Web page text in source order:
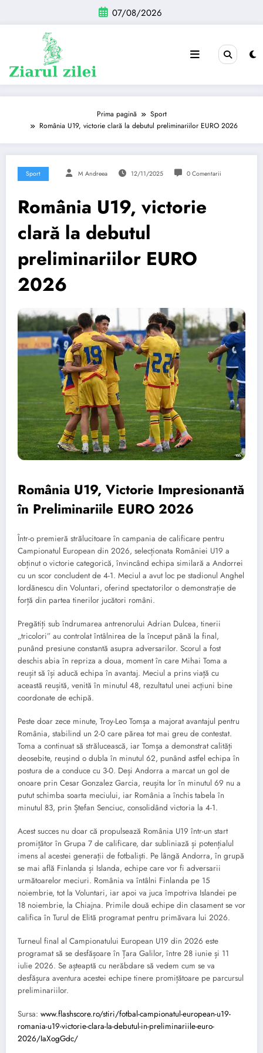
conținut
07/08/2026
Prima pagină
Sport
România U19, victorie clară la debutul preliminariilor EURO 2026
Sport M Andreea 12/11/2025 0 Comentarii
România U19, victorie
clară la debutul
preliminariilor EURO
2026
România U19, Victorie Impresionantă
în Preliminariile EURO 2026
Într-o premieră strălucitoare în campania de calificare pentru
Campionatul European din 2026, selecționata României U19 a
obținut o victorie categorică, învincând echipa similară a Andorrei
cu un scor concludent de 4-1. Meciul a avut loc pe stadionul Anghel
Iordănescu din Voluntari, oferind spectatorilor o demonstrație de
forță din partea tinerilor jucători români.
Pregătiți sub îndrumarea antrenorului Adrian Dulcea, tinerii
„tricolori” au controlat întâlnirea de la început până la final,
punând presiune constantă asupra adversarilor. Scorul a fost
deschis abia în repriza a doua, moment în care Mihai Toma a
reușit să își aducă echipa în avantaj. Meciul a prins viață cu
această reușită, venită în minutul 48, rezultatul unei acțiuni bine
coordonate de echipă.
Peste doar zece minute, Troy-Leo Tomșa a majorat avantajul pentru
România, stabilind un 2-0 care părea tot mai greu de contestat.
Toma a continuat să strălucească, iar Tomșa a demonstrat calități
deosebite, reușind o dubla în minutul 62, punând astfel echipa în
postura de a conduce cu 3-0. Deși Andorra a marcat un gol de
onoare prin Cesar Gonzalez Garcia, reușita lor în minutul 69 nu a
putut schimba soarta meciului, iar România a închis tabela în
minutul 83, prin Ștefan Senciuc, consolidând victoria la 4-1.
Acest succes nu doar că propulsează România U19 într-un start
promițător în Grupa 7 de calificare, dar subliniază și potențialul
imens al acestei generații de fotbaliști. Pe lângă Andorra, în grupă
se mai află Finlanda și Islanda, echipe care vor fi adversarii
următoarelor meciuri. România va întâlni Finlanda pe 15
noiembrie, tot la Voluntari, iar apoi va juca împotriva Islandei pe
18 noiembrie, la Chiajna. Primile două echipe din clasament se vor
califica în Turul de Elită programat pentru primăvara lui 2026.
Turneul final al Campionatului European U19 din 2026 este
programat să se desfășoare în Țara Galilor, între 28 iunie și 11
iulie 2026. Se așteaptă cu nerăbdare să vedem cum se va
desfășura aventura acestei echipe tinere promițătoare pe parcursul
preliminariilor.
Sursa: www.flashscore.ro/stiri/fotbal-campionatul-european-u19-
romania-u19-victorie-clara-la-debutul-in-preliminariile-euro-
2026/IaXogGdc/